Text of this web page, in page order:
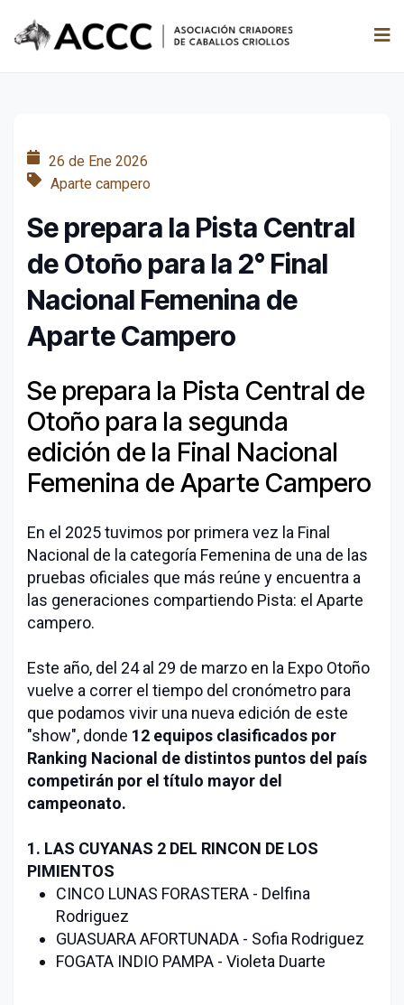
26 de Ene 2026
Aparte campero
Se prepara la Pista Central
de Otoño para la 2° Final
Nacional Femenina de
Aparte Campero
Se prepara la Pista Central de
Otoño para la segunda
edición de la Final Nacional
Femenina de Aparte Campero
En el 2025 tuvimos por primera vez la Final
Nacional de la categoría Femenina de una de las
pruebas oficiales que más reúne y encuentra a
las generaciones compartiendo Pista: el Aparte
campero.
Este año, del 24 al 29 de marzo en la Expo Otoño
vuelve a correr el tiempo del cronómetro para
que podamos vivir una nueva edición de este
"show", donde 12 equipos clasificados por
Ranking Nacional de distintos puntos del país
competirán por el título mayor del
campeonato.
1. LAS CUYANAS 2 DEL RINCON DE LOS
PIMIENTOS
CINCO LUNAS FORASTERA - Delfina
Rodriguez
GUASUARA AFORTUNADA - Sofia Rodriguez
FOGATA INDIO PAMPA - Violeta Duarte